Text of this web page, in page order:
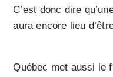
C’est donc dire
aura encore lieu
Québec met aussi le